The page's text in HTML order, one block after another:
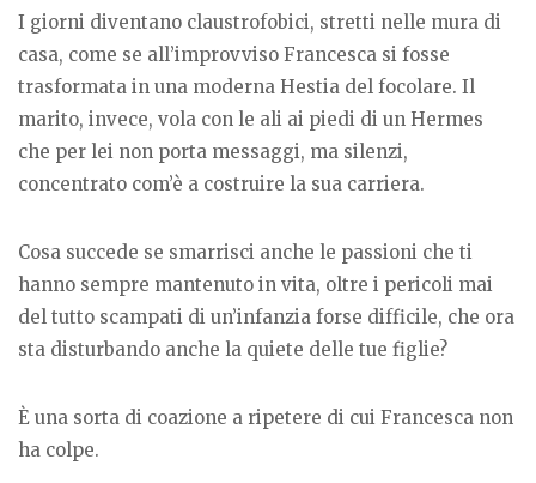
I giorni diventano claustrofobici, stretti nelle mura di
casa, come se all’improvviso Francesca si fosse
trasformata in una moderna Hestia del focolare. Il
marito, invece, vola con le ali ai piedi di un Hermes
che per lei non porta messaggi, ma silenzi,
concentrato com’è a costruire la sua carriera.
Cosa succede se smarrisci anche le passioni che ti
hanno sempre mantenuto in vita, oltre i pericoli mai
del tutto scampati di un’infanzia forse difficile, che ora
sta disturbando anche la quiete delle tue figlie?
È una sorta di coazione a ripetere di cui Francesca non
ha colpe.